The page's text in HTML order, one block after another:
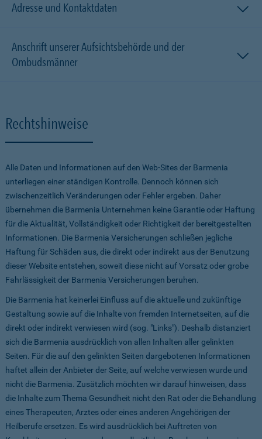
Adresse und Kontaktdaten
Anschrift unserer Aufsichtsbehörde und der
Ombudsmänner
Rechtshinweise
Alle Daten und Informationen auf den Web-Sites der Barmenia
unterliegen einer ständigen Kontrolle. Dennoch können sich
zwischenzeitlich Veränderungen oder Fehler ergeben. Daher
übernehmen die Barmenia Unternehmen keine Garantie oder Haftung
für die Aktualität, Vollständigkeit oder Richtigkeit der bereitgestellten
Informationen. Die Barmenia Versicherungen schließen jegliche
Haftung für Schäden aus, die direkt oder indirekt aus der Benutzung
dieser Website entstehen, soweit diese nicht auf Vorsatz oder grobe
Fahrlässigkeit der Barmenia Versicherungen beruhen.
Die Barmenia hat keinerlei Einfluss auf die aktuelle und zukünftige
Gestaltung sowie auf die Inhalte von fremden Internetseiten, auf die
direkt oder indirekt verwiesen wird (sog. "Links"). Deshalb distanziert
sich die Barmenia ausdrücklich von allen Inhalten aller gelinkten
Seiten. Für die auf den gelinkten Seiten dargebotenen Informationen
haftet allein der Anbieter der Seite, auf welche verwiesen wurde und
nicht die Barmenia. Zusätzlich möchten wir darauf hinweisen, dass
die Inhalte zum Thema Gesundheit nicht den Rat oder die Behandlung
eines Therapeuten, Arztes oder eines anderen Angehörigen der
Heilberufe ersetzen. Es wird ausdrücklich bei Auftreten von